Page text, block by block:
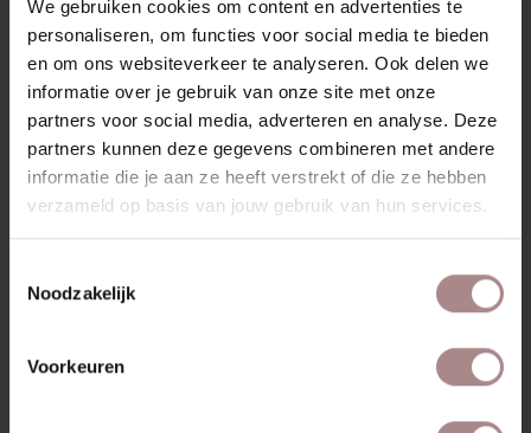
We gebruiken cookies om content en advertenties te
personaliseren, om functies voor social media te bieden
en om ons websiteverkeer te analyseren. Ook delen we
informatie over je gebruik van onze site met onze
partners voor social media, adverteren en analyse. Deze
partners kunnen deze gegevens combineren met andere
informatie die je aan ze heeft verstrekt of die ze hebben
verzameld op basis van jouw gebruik van hun services.
Noodzakelijk
Voorkeuren
KENMERKEN
VERPAKKING & MONTAGE
STOFSTALEN BESTELLEN
AFMETINGEN
ZAKELIJK
MISSCHIEN VIND JE DIT